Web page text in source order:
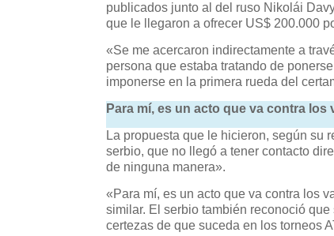
publicados junto al del ruso Nikolái
que le llegaron a ofrecer US$ 200.000
«Se me acercaron indirectamente a
persona que estaba tratando de
imponerse en la primera rueda del
Para mí, es un acto que va contra
La propuesta que le hicieron, según su
serbio, que no llegó a tener contacto
de ninguna manera».
«Para mí, es un acto que va contra los
similar. El serbio también reconoció
certezas de que suceda en los torneos